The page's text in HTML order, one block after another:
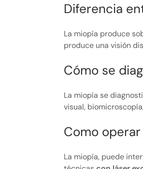
Diferencia
La miopía produce
produce una visión
Cómo se
La miopía se
visual,
Como
La miopía, puede